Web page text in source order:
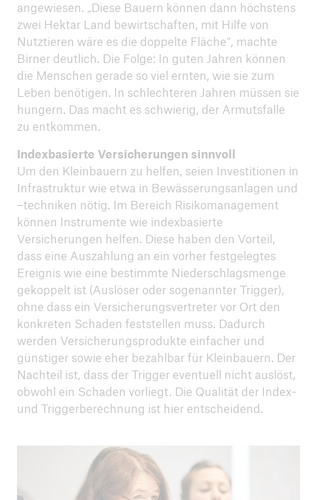
angewiesen. „Diese Bauern können dann höchstens
zwei Hektar Land bewirtschaften, mit Hilfe von
Nutztieren wäre es die doppelte Fläche“, machte
Birner deutlich. Die Folge: In guten Jahren können
die Menschen gerade so viel ernten, wie sie zum
Leben benötigen. In schlechteren Jahren müssen sie
hungern. Das macht es schwierig, der Armutsfalle
zu entkommen.
Indexbasierte Versicherungen sinnvoll
Um den Kleinbauern zu helfen, seien Investitionen in
Infrastruktur wie etwa in Bewässerungsanlagen und
–techniken nötig. Im Bereich Risikomanagement
können Instrumente wie indexbasierte
Versicherungen helfen. Diese haben den Vorteil,
dass eine Auszahlung an ein vorher festgelegtes
Ereignis wie eine bestimmte Niederschlagsmenge
gekoppelt ist (Auslöser oder sogenannter Trigger),
ohne dass ein Versicherungsvertreter vor Ort den
konkreten Schaden feststellen muss. Dadurch
werden Versicherungsprodukte einfacher und
günstiger sowie eher bezahlbar für Kleinbauern. Der
Nachteil ist, dass der Trigger eventuell nicht auslöst,
obwohl ein Schaden vorliegt. Die Qualität der Index-
und Triggerberechnung ist hier entscheidend.